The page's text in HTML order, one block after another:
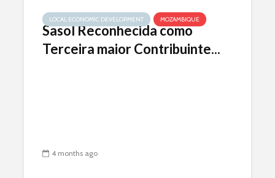
LOCAL ECONOMIC DEVELOPMENT MOZAMBIQUE
Sasol Reconhecida como
Terceira maior Contribuinte...
4 months ago